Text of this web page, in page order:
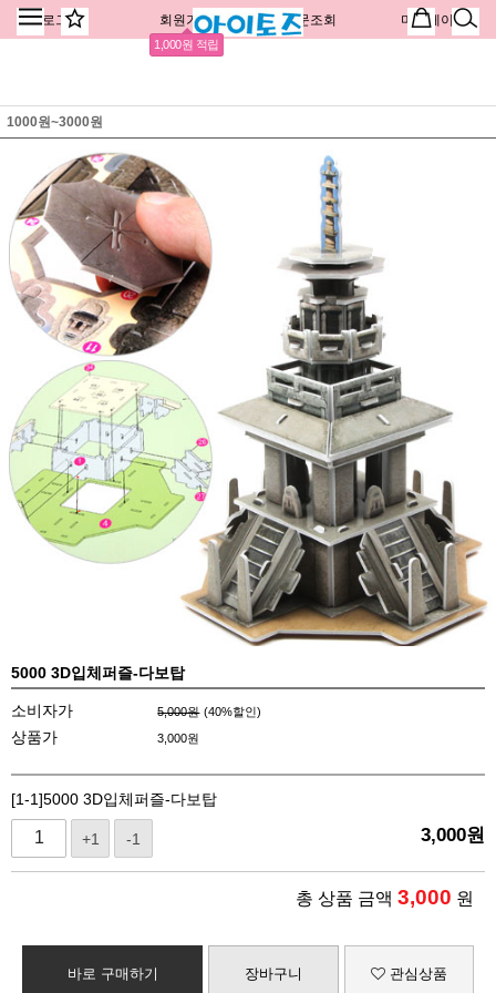
로그인 회원가입
1,000원 적립
주문조회 마이페이지
1000원~3000원
5000 3D입체퍼즐-다보탑
소비자가 5,000원 (40%할인)
상품가 3,000원
[1-1]5000 3D입체퍼즐-다보탑
+1 -1 3,000원
총 상품 금액 3,000 원
바로 구매하기 장바구니 관심상품